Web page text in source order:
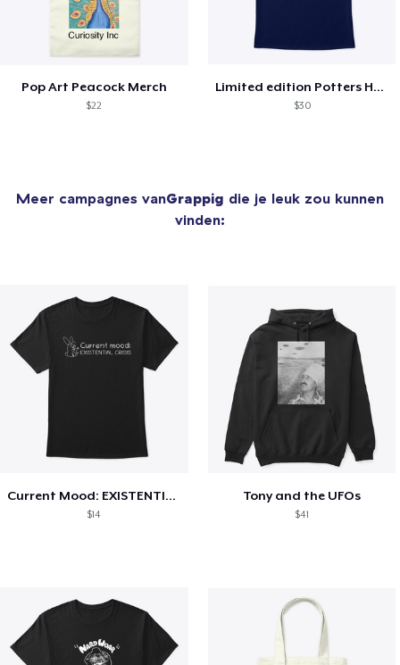
Pop Art Peacock Merch
$22
Limited edition Potters House Shirts!
$30
Meer campagnes vanGrappig die je leuk zou kunnen
vinden:
Current Mood: EXISTENTIAL CRISIS
$14
Tony and the UFOs
$41